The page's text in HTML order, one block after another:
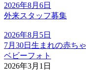
2026年8月6日
外来スタッフ募集
2026年8月5日
7月30日生まれの赤ち
ベビーフォト
2026年3月1日